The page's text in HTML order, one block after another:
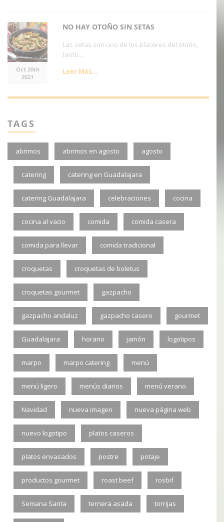
Oct 20th
2021
NO HAY OTOÑO SIN SETAS
Las setas son uno de los placeres del otoño,
tanto...
Leer Más...
TAGS
abrimos abrimos en agosto agosto
catering catering en Guadalajara
catering Guadalajara celebraciones cocina
cocina al vacio comida comida casera
comida para llevar comida tradicional
croquetas croquetas de boletus
croquetas gourmet gazpacho
gazpacho andaluz gazpacho casero gourmet
Guadalajara horario jamón logotipos
marpo marpo catering menú
menú ligero menús diarios menú verano
Navidad nueva imagen nueva página web
nuevo logotipo platos caseros
platos envasados postre potaje
productos gourmet roast beef rosbif
Semana Santa ternera asada torrijas